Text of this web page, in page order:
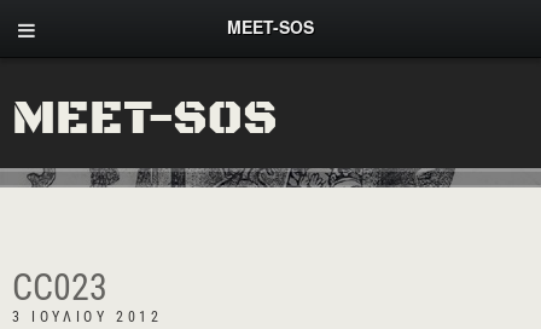
MEET-SOS
MEET-SOS
CC023
3 ΙΟΥΛΊΟΥ 2012